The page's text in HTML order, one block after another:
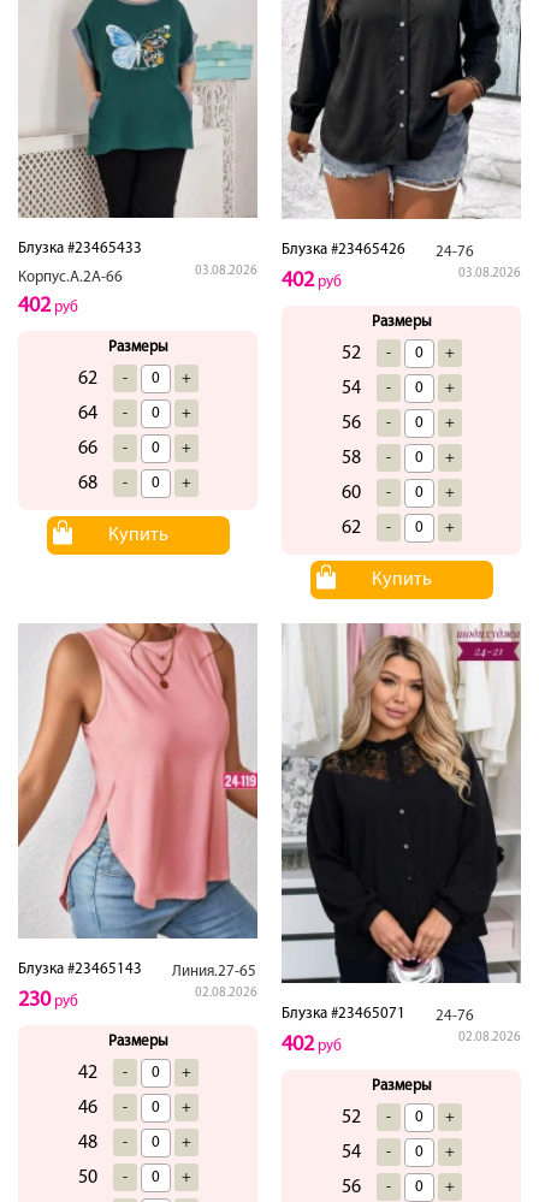
Блузка #23465433
Корпус.А.2А-66
03.08.2026
402руб
Размеры
62 - +
64 - +
66 - +
68 - +
Купить
Блузка #23465426 24-76
03.08.2026
402руб
Размеры
52 - +
54 - +
56 - +
58 - +
60 - +
62 - +
Купить
Блузка #23465143 Линия.27-65
02.08.2026
230руб
Размеры
42 - +
46 - +
48 - +
50 - +
Блузка #23465071 24-76
02.08.2026
402руб
Размеры
52 - +
54 - +
56 - +